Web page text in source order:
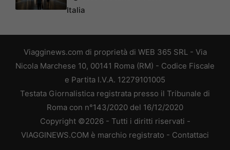
Italia
Viagginews.com di proprietà di WEB 365 SRL - Via
Nicola Marchese 10, 00141 Roma (RM) - Codice Fiscale
e Partita I.V.A. 12279101005
Testata Giornalistica registrata presso il Tribunale di
Roma con n°143/2020 del 16/12/2020
Copyright ©2026 - Tutti i diritti riservati -
VIAGGINEWS.COM è marchio registrato - Contattaci